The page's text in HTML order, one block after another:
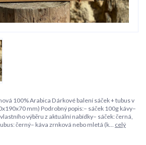
100% Arabica Dárkové balení sáček + tubus v
mm) Podrobný popis:– sáček 100g kávy–
výběru z aktuální nabídky– sáček: černá,
černý– káva zrnková nebo mletá (k... celý